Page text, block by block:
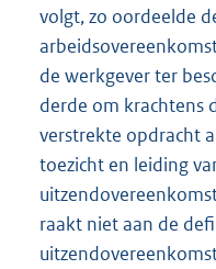
volgt, zo oordeelde
de werkgever ter
derde om krachtens
verstrekte opdracht
toezicht en leiding
raakt niet aan de